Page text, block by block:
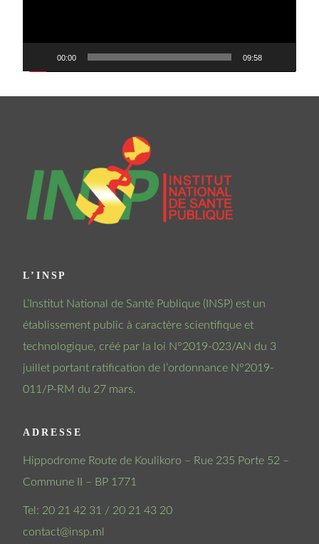
00:00 09:58
L’INSP
L’Institut National de Santé Publique (INSP) est un
établissement public à caractère scientifique et
technologique, créé par la loi N°2019-023/AN du 3
juillet portant ratification de l’ordonnance N°2019-
011/P-RM du 27 mars.
ADRESSE
Hippodrome Route de Koulikoro – Rue 235 Porte 52 –
Commune II – BP 1771
Tel: 20 21 42 31 / 20 21 43 20
contact@insp.ml